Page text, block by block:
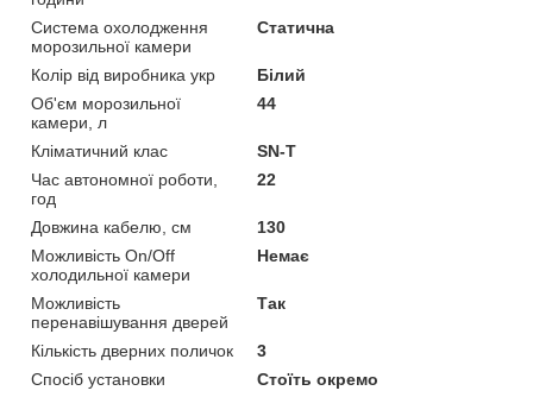
Система охолодження
морозильної камери
Статична
Колір від виробника укр
Білий
Об'єм морозильної
камери, л
44
Кліматичний клас
SN-T
Час автономної роботи,
год
22
Довжина кабелю, см
130
Можливість On/Off
холодильної камери
Немає
Можливість
перенавішування дверей
Так
Кількість дверних поличок
3
Спосіб установки
Стоїть окремо